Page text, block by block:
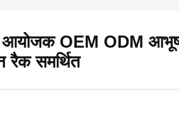
OEM ODM
रैक समर्थित